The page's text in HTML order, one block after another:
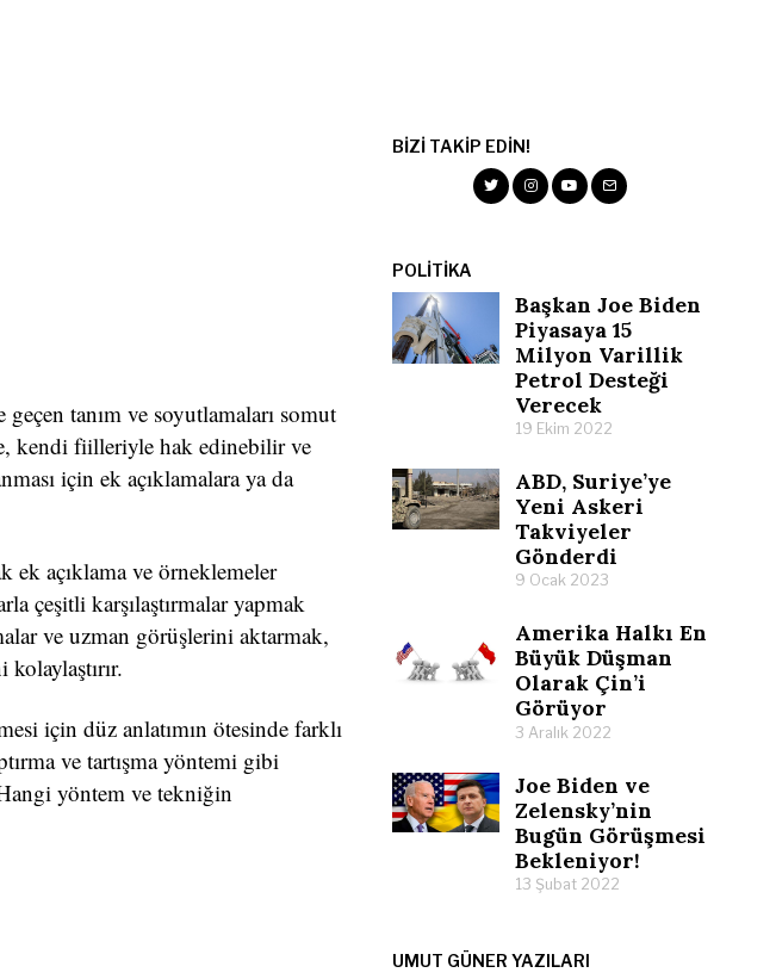
tanım ve soyutlamaları somut
kendi fiilleriyle hak edinebilir ve
için ek açıklamalara ya da
ek açıklama ve örneklemeler
çeşitli karşılaştırmalar yapmak
ve uzman görüşlerini aktarmak,
için düz anlatımın ötesinde farklı
ve tartışma yöntemi gibi
yöntem ve tekniğin
BIZI TAKIP EDIN!
POLITIKA
Başkan Joe Biden
Piyasaya 15
Milyon Varillik
Petrol Desteği
Verecek
19 Ekim 2022
ABD, Suriye’ye
Yeni Askeri
Takviyeler
Gönderdi
9 Ocak 2023
Amerika Halkı En
Büyük Düşman
Olarak Çin’i
Görüyor
3 Aralık 2022
Joe Biden ve
Zelensky’nin
Bugün Görüşmesi
Bekleniyor!
13 Şubat 2022
UMUT GÜNER YAZILARI